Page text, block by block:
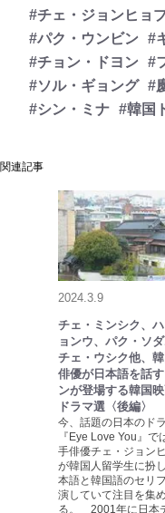
#チェ・ジョンヒョ
#パク・ウンビン #
#チョン・ドヨン #
#ソル・ギョング #
#シン・ミナ #韓国
関連記事
2024.3.9
チェ・ミンシク、
ョンウ、パク・ソダ
チェ・ウシク他、
俳優が日本語を話
ンが登場する韓国
ドラマ選〈後編〉
今、話題の日本のド
『Eye Love You』で
手俳優チェ・ジョン
が韓国人留学生に扮
本語と韓国語のセリ
演していて注目を集
る。 2001年に日本